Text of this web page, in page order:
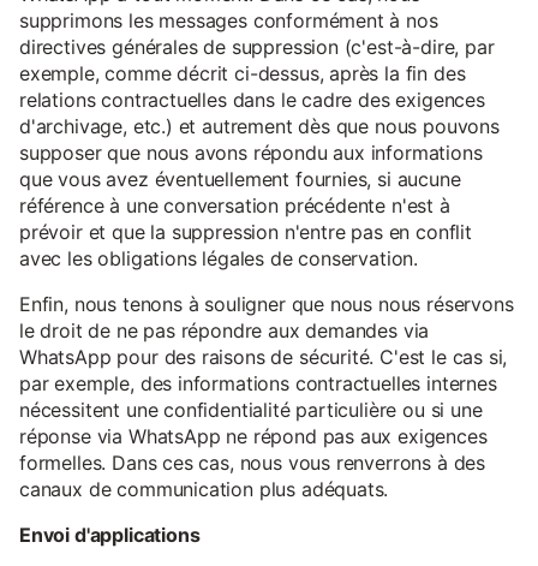
supprimons les messages conformément à nos
directives générales de suppression (c'est-à-dire, par
exemple, comme décrit ci-dessus, après la fin des
relations contractuelles dans le cadre des exigences
d'archivage, etc.) et autrement dès que nous pouvons
supposer que nous avons répondu aux informations
que vous avez éventuellement fournies, si aucune
référence à une conversation précédente n'est à
prévoir et que la suppression n'entre pas en conflit
avec les obligations légales de conservation.
Enfin, nous tenons à souligner que nous nous réservons
le droit de ne pas répondre aux demandes via
WhatsApp pour des raisons de sécurité. C'est le cas si,
par exemple, des informations contractuelles internes
nécessitent une confidentialité particulière ou si une
réponse via WhatsApp ne répond pas aux exigences
formelles. Dans ces cas, nous vous renverrons à des
canaux de communication plus adéquats.
Envoi d'applications